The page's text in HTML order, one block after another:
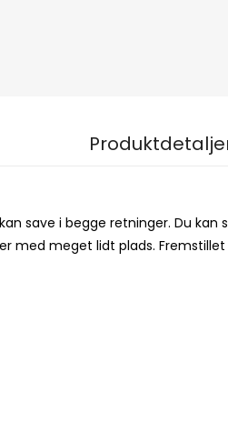
save i begge retninger. Du
med meget lidt plads.